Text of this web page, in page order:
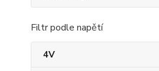
Filtr podle napětí
4V